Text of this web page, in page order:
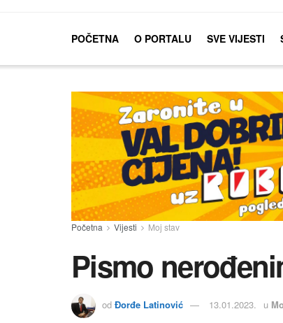
POČETNA O PORTALU SVE VIJESTI
Početna Vijesti Moj stav
Pismo
od Đorđe Latinović 13.01.2023. u